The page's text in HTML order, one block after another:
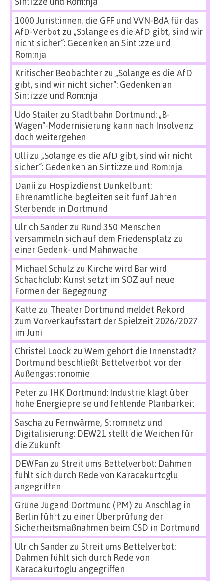
1000 Jurist:innen, die GFF und VVN-BdA für das
AfD-Verbot zu „Solange es die AfD gibt, sind wir
nicht sicher“: Gedenken an Sinti:zze und
Rom:nja
Kritischer Beobachterzu „Solange es die AfD
gibt, sind wir nicht sicher“: Gedenken an
Sinti:zze und Rom:nja
Udo Stailerzu Stadtbahn Dortmund: „B-
Wagen“-Modernisierung kann nach Insolvenz
doch weitergehen
Ulli zu „Solange es die AfD gibt, sind wir nicht
sicher“: Gedenken an Sinti:zze und Rom:nja
Danii zu Hospizdienst Dunkelbunt:
Ehrenamtliche begleiten seit fünf Jahren
Sterbende in Dortmund
Ulrich Sanderzu Rund 350 Menschen
versammeln sich auf dem Friedensplatz zu
einer Gedenk- und Mahnwache
Michael Schulz zu Kirche wird Bar wird
Schachclub: Kunst setzt im SÖZ auf neue
Formen der Begegnung
Katte zu Theater Dortmund meldet Rekord
zum Vorverkaufsstart der Spielzeit 2026/2027
im Juni
Christel Loock zu Wem gehört die Innenstadt?
Dortmund beschließt Bettelverbot vor der
Außengastronomie
Peterzu IHK Dortmund: Industrie klagt über
hohe Energiepreise und fehlende Planbarkeit
Sascha zu Fernwärme, Stromnetz und
Digitalisierung: DEW21 stellt die Weichen für
die Zukunft
DEWFan zu Streit ums Bettelverbot: Dahmen
fühlt sich durch Rede von Karacakurtoglu
angegriffen
Grüne Jugend Dortmund (PM) zu Anschlag in
Berlin führt zu einer Überprüfung der
Sicherheitsmaßnahmen beim CSD in Dortmund
Ulrich Sanderzu Streit ums Bettelverbot:
Dahmen fühlt sich durch Rede von
Karacakurtoglu angegriffen